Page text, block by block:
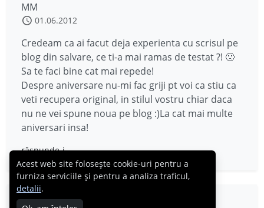
MM
01.06.2012
Credeam ca ai facut deja experienta cu scrisul pe
blog din salvare, ce ti-a mai ramas de testat ?! 🙁
Sa te faci bine cat mai repede!
Despre aniversare nu-mi fac griji pt voi ca stiu ca
veti recupera original, in stilul vostru chiar daca
nu ne vei spune noua pe blog :)La cat mai multe
aniversari insa!
răspunde-i
Acest web site folosește cookie-uri pentru a
furniza serviciile și pentru a analiza traficul,
detalii.